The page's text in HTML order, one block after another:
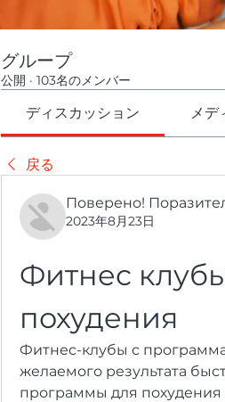
グループ
公開 · 103名のメンバー
ディスカッション メデ
戻る
Поверено!
2023年8月23日
Фитнес
похудения
Фитнес-клубы с
желаемого результата
программы для